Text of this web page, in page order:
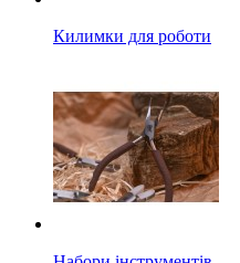
Килимки для роботи